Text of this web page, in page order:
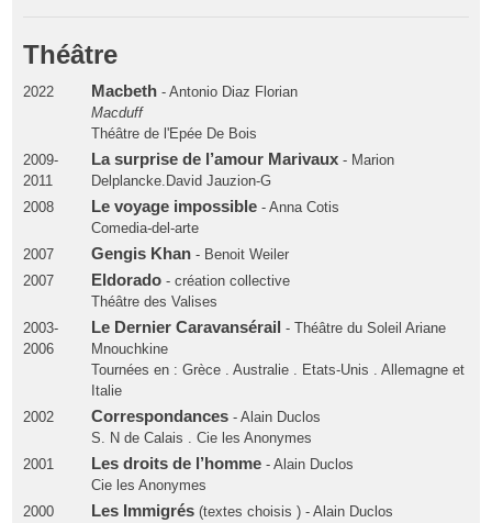
Théâtre
2022 Macbeth- Antonio Diaz Florian
Macduff
Théâtre de l'Epée De Bois
2009-
2011
La surprise de l’amour Marivaux- Marion
Delplancke.David Jauzion-G
2008
Le voyage impossible - Anna Cotis
Comedia-del-arte
2007
Gengis Khan - Benoit Weiler
2007
Eldorado- création collective
Théâtre des Valises
2003-
2006
Le Dernier Caravansérail - Théâtre du Soleil Ariane
Mnouchkine
Tournées en : Grèce . Australie . Etats-Unis . Allemagne et
Italie
2002
Correspondances - Alain Duclos
S. N de Calais . Cie les Anonymes
2001
Les droits de l’homme - Alain Duclos
Cie les Anonymes
2000
Les Immigrés (textes choisis ) - Alain Duclos